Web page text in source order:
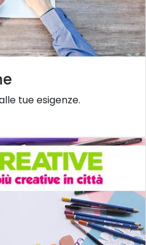
tue esigenze.